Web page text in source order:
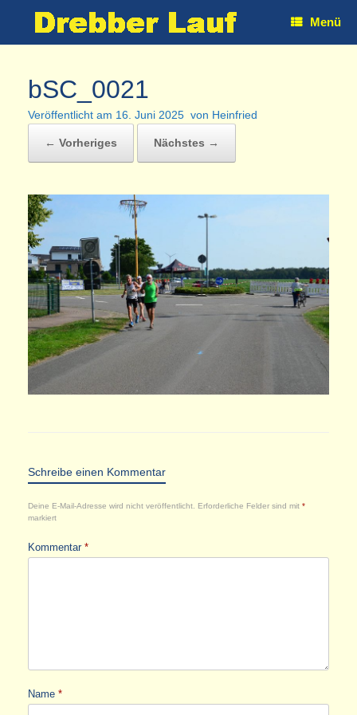
Menü
bSC_0021
Veröffentlicht am 16. Juni 2025 von Heinfried
← Vorheriges Nächstes →
Schreibe einen Kommentar
Deine E-Mail-Adresse wird nicht veröffentlicht. Erforderliche Felder sind mit *
markiert
Kommentar *
Name *